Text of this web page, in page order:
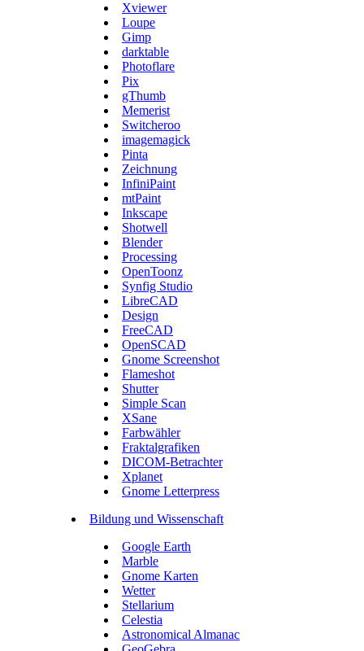
Xviewer
Loupe
Gimp
darktable
Photoflare
Pix
gThumb
Memerist
Switcheroo
imagemagick
Pinta
Zeichnung
InfiniPaint
mtPaint
Inkscape
Shotwell
Blender
Processing
OpenToonz
Synfig Studio
LibreCAD
Design
FreeCAD
OpenSCAD
Gnome Screenshot
Flameshot
Shutter
Simple Scan
XSane
Farbwähler
Fraktalgrafiken
DICOM-Betrachter
Xplanet
Gnome Letterpress
Bildung und Wissenschaft
Google Earth
Marble
Gnome Karten
Wetter
Stellarium
Celestia
Astronomical Almanac